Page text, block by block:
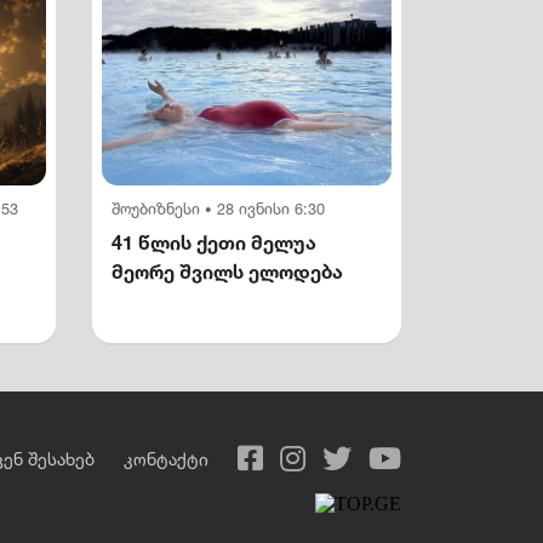
შოუბიზნესი • 28 ივნისი 6:30
41 წლის ქეთი მელუა
მეორე შვილს ელოდება
შესახებ კონტაქტი